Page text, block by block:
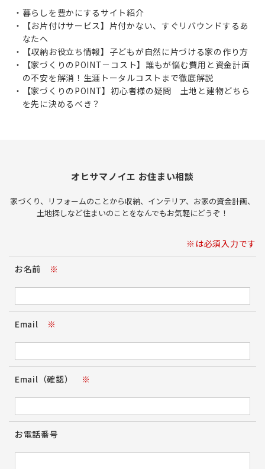
暮らしを豊かにするサイト紹介
【お片付けサービス】片付かない、すぐリバウンドするあ
なたへ
【収納お役立ち情報】子どもが自然に片づける家の作り方
【家づくりのPOINT－コスト】誰もが悩む費用と資金計画
の不安を解消！生涯トータルコストまで徹底解説
【家づくりのPOINT】初心者様の疑問 土地と建物どちら
を先に決めるべき？
オヒサマノイエ お住まい相談
家づくり、リフォームのことから収納、インテリア、お家の資金計画、
土地探しなど住まいのことをなんでもお気軽にどうぞ！
※は必須入力です
お名前 ※
Email ※
Email（確認） ※
お電話番号